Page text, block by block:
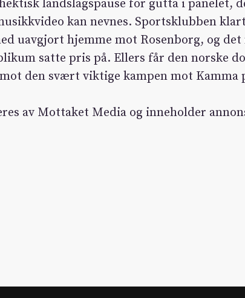
landslagspause for gutta i panelet,
kan nevnes. Sportsklubben
uavgjort hjemme mot Rosenborg, og
satte pris på. Ellers får den norske
den svært viktige kampen mot Kamma
av Mottaket Media og inneholder